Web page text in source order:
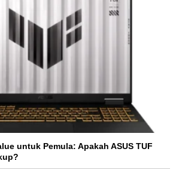
untuk Pemula: Apakah ASUS TUF